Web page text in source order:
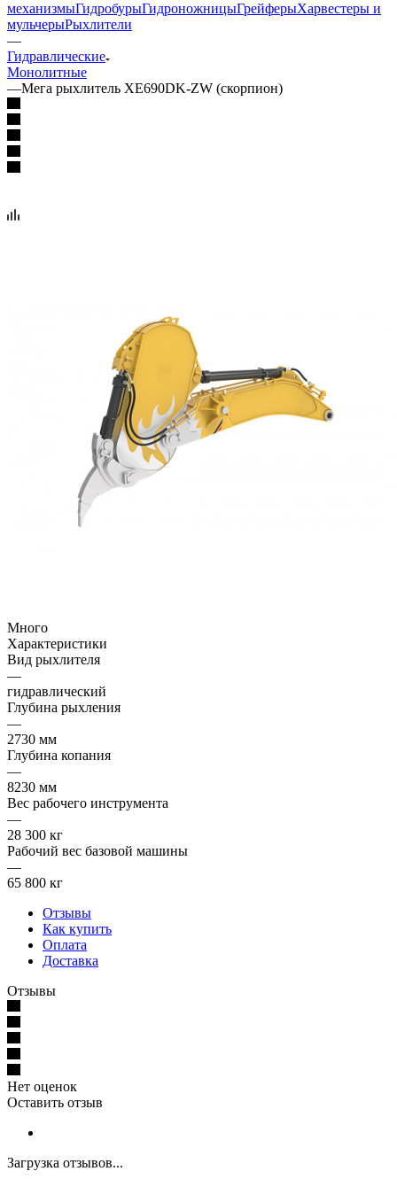
механизмыГидробурыГидроножницыГрейферыХарвестеры и
мульчерыРыхлители
—
Гидравлические
Монолитные
—Мега рыхлитель XE690DK-ZW (скорпион)
Много
Характеристики
Вид рыхлителя
—
гидравлический
Глубина рыхления
—
2730 мм
Глубина копания
—
8230 мм
Вес рабочего инструмента
—
28 300 кг
Рабочий вес базовой машины
—
65 800 кг
Отзывы
Как купить
Оплата
Доставка
Отзывы
Нет оценок
Оставить отзыв
Загрузка отзывов...